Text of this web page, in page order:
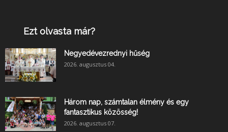
Ezt olvasta már?
Negyedévezrednyi hűség
2026. augusztus 04.
Három nap, számtalan élmény és egy
fantasztikus közösség!
2026. augusztus 07.